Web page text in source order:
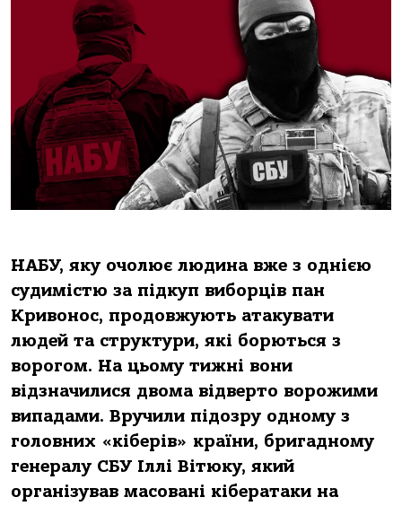
НАБУ, яку очолює людина вже з однією
судимістю за підкуп виборців пан
Кривонос, продовжують атакувати
людей та структури, які борються з
ворогом. На цьому тижні вони
відзначилися двома відверто ворожими
випадами. Вручили підозру одному з
головних «кіберів» країни, бригадному
генералу СБУ Іллі Вітюку, який
організував масовані кібератаки на